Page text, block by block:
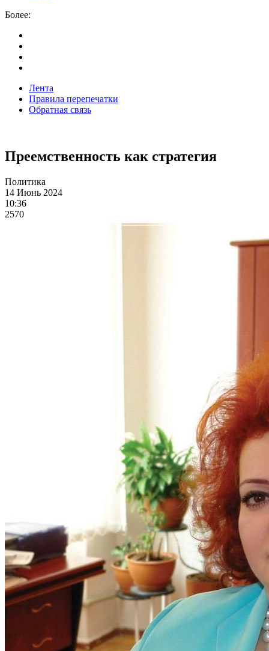
Более:
Лента
Правила перепечатки
Обратная связь
Преемственность как стратегия
Политика
14 Июнь 2024
10:36
2570